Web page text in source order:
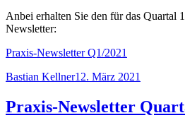
Anbei erhalten Sie den für das Quartal
Newsletter:
Praxis-Newsletter Q1/2021
Autor
Bastian KellnerVeröffentlicht
12. März 2021
Praxis-Newsletter